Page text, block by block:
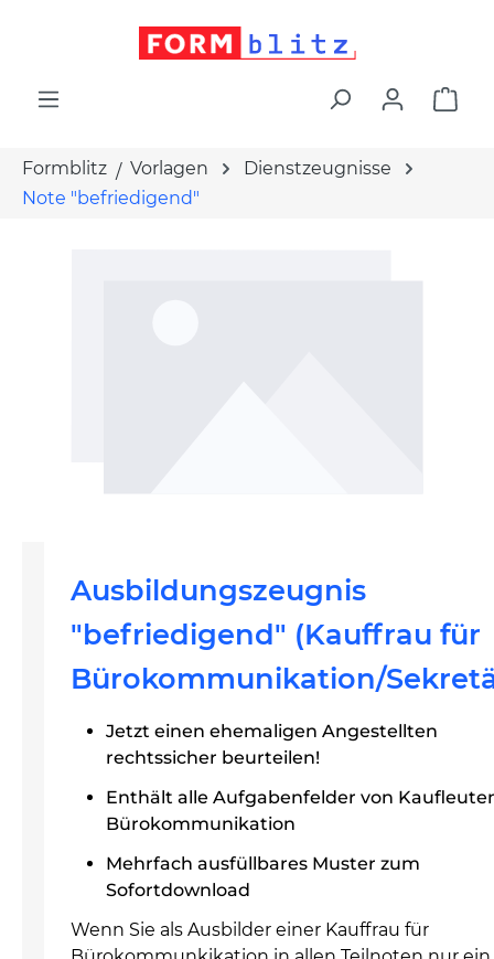
Formblitz Vorlagen
Dienstzeugnisse
Note "befriedigend"
Ausbildungszeugnis
"befriedigend" (Kauffrau für
Bürokommunikation/
Jetzt einen ehemaligen Angestellten
rechtssicher beurteilen!
Enthält alle Aufgabenfelder von
Bürokommunikation
Mehrfach ausfüllbares Muster zum
Sofortdownload
Wenn Sie als Ausbilder einer Kauffrau für